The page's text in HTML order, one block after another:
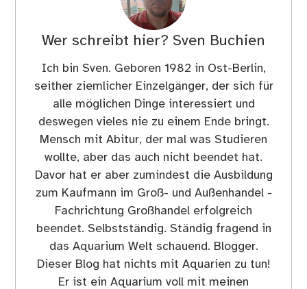
Wer schreibt hier? Sven Buchien
Ich bin Sven. Geboren 1982 in Ost-Berlin,
seither ziemlicher Einzelgänger, der sich für
alle möglichen Dinge interessiert und
deswegen vieles nie zu einem Ende bringt.
Mensch mit Abitur, der mal was Studieren
wollte, aber das auch nicht beendet hat.
Davor hat er aber zumindest die Ausbildung
zum Kaufmann im Groß- und Außenhandel -
Fachrichtung Großhandel erfolgreich
beendet. Selbstständig. Ständig fragend in
das Aquarium Welt schauend. Blogger.
Dieser Blog hat nichts mit Aquarien zu tun!
Er ist ein Aquarium voll mit meinen